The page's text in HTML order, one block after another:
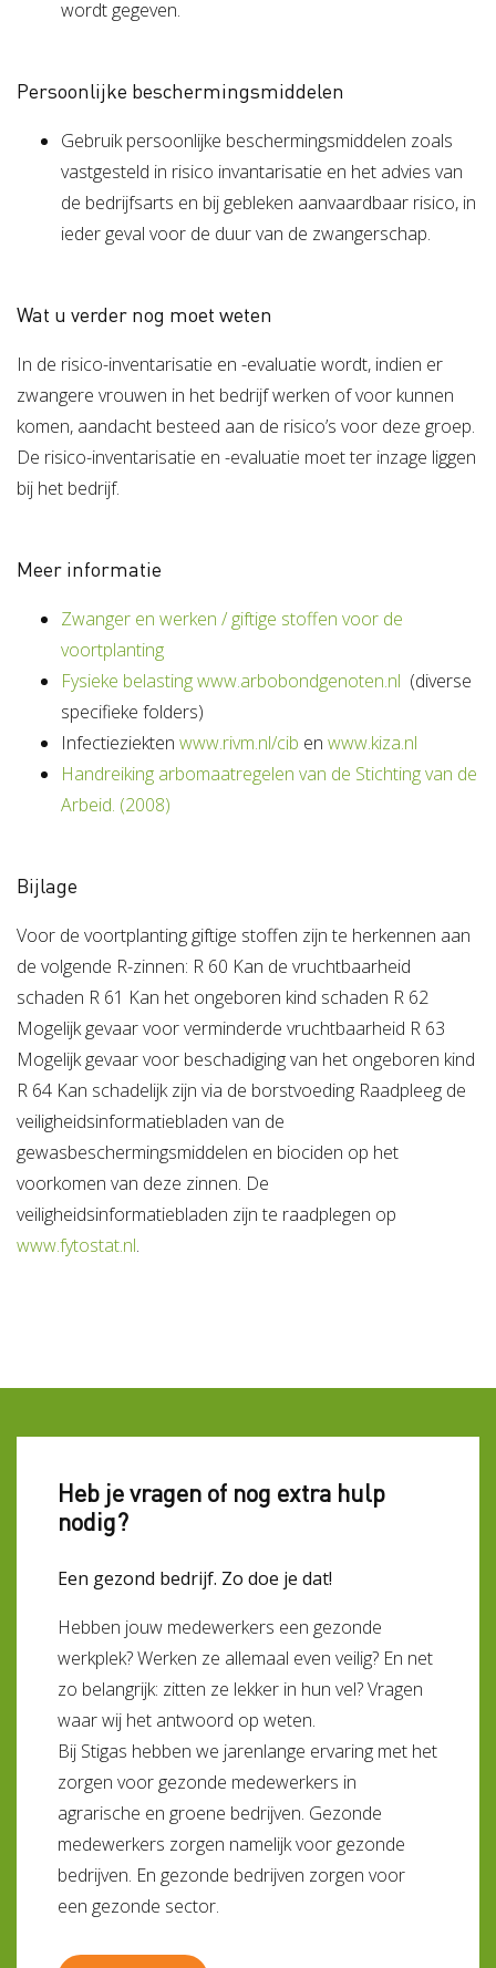
wordt gegeven.
Persoonlijke beschermingsmiddelen
Gebruik persoonlijke beschermingsmiddelen zoals
vastgesteld in risico invantarisatie en het advies van
de bedrijfsarts en bij gebleken aanvaardbaar risico, in
ieder geval voor de duur van de zwangerschap.
Wat u verder nog moet weten
In de risico-inventarisatie en -evaluatie wordt, indien er
zwangere vrouwen in het bedrijf werken of voor kunnen
komen, aandacht besteed aan de risico’s voor deze groep.
De risico-inventarisatie en -evaluatie moet ter inzage liggen
bij het bedrijf.
Meer informatie
Zwanger en werken / giftige stoffen voor de
voortplanting
Fysieke belasting www.arbobondgenoten.nl (diverse
specifieke folders)
Infectieziekten www.rivm.nl/cib en www.kiza.nl
Handreiking arbomaatregelen van de Stichting van de
Arbeid. (2008)
Bijlage
Voor de voortplanting giftige stoffen zijn te herkennen aan
de volgende R-zinnen: R 60 Kan de vruchtbaarheid
schaden R 61 Kan het ongeboren kind schaden R 62
Mogelijk gevaar voor verminderde vruchtbaarheid R 63
Mogelijk gevaar voor beschadiging van het ongeboren kind
R 64 Kan schadelijk zijn via de borstvoeding Raadpleeg de
veiligheidsinformatiebladen van de
gewasbeschermingsmiddelen en biociden op het
voorkomen van deze zinnen. De
veiligheidsinformatiebladen zijn te raadplegen op
www.fytostat.nl.
Heb je vragen of nog extra hulp
nodig?
Een gezond bedrijf. Zo doe je dat!
Hebben jouw medewerkers een gezonde
werkplek? Werken ze allemaal even veilig? En net
zo belangrijk: zitten ze lekker in hun vel? Vragen
waar wij het antwoord op weten.
Bij Stigas hebben we jarenlange ervaring met het
zorgen voor gezonde medewerkers in
agrarische en groene bedrijven. Gezonde
medewerkers zorgen namelijk voor gezonde
bedrijven. En gezonde bedrijven zorgen voor
een gezonde sector.